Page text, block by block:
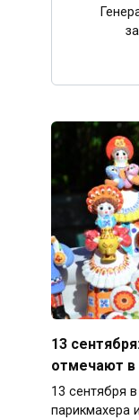
13
отмечают в
13 сентября
парикмахера